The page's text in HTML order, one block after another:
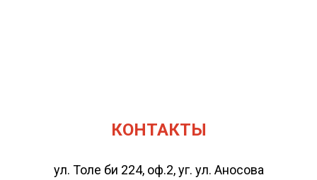
КОНТАКТЫ
ул. Толе би 224, оф.2, уг. ул. Аносова